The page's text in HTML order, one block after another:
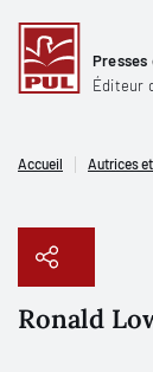
Presses
Éditeur
Accueil Autrices
Ronald